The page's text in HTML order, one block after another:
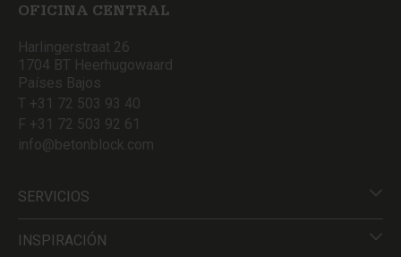
OFICINA CENTRAL
Harlingerstraat 26
1704 BT Heerhugowaard
Países Bajos
T +31 72 503 93 40
F +31 72 503 92 61
info@betonblock.com
SERVICIOS
INSPIRACIÓN